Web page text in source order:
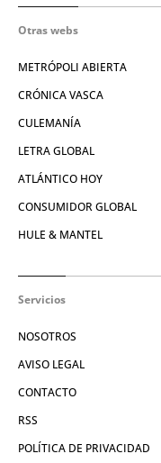
Otras webs
METRÓPOLI ABIERTA
CRÓNICA VASCA
CULEMANÍA
LETRA GLOBAL
ATLÁNTICO HOY
CONSUMIDOR GLOBAL
HULE & MANTEL
Servicios
NOSOTROS
AVISO LEGAL
CONTACTO
RSS
POLÍTICA DE PRIVACIDAD